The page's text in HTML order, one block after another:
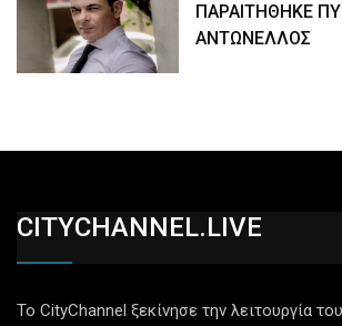
ΠΑΡΑΙΤΗΘΗΚΕ
ΑΝΤΩΝΕΛΛΟΣ
CITYCHANNEL.LIVE
Το CityChannel ξεκίνησε την λειτουργία